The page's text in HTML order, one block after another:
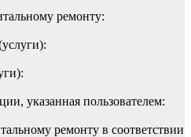
ремонту:
указанная пользователем:
ремонту в соответствии